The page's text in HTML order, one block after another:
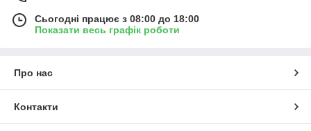
Сьогодні працює з 08:00 до 18:00
Показати весь графік роботи
Про нас
Контакти